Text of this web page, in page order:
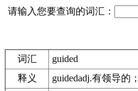
请输入您要查询的词汇：
词汇
guided
释义
guidedadj.有领导的